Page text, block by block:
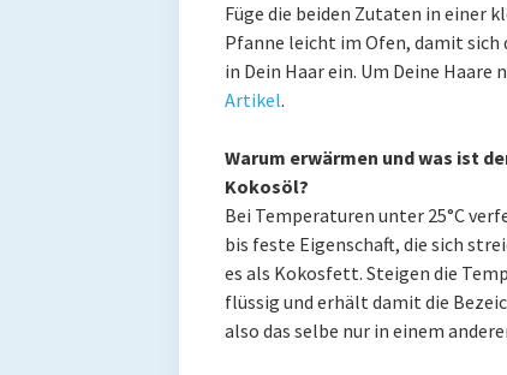
Füge die beiden Zutaten in einer
Pfanne leicht im Ofen, damit sich
in Dein Haar ein. Um Deine Haare
Artikel.
Warum erwärmen und was ist
Kokosöl?
Bei Temperaturen unter 25°C
bis feste Eigenschaft, die sich
es als Kokosfett. Steigen die
flüssig und erhält damit die
also das selbe nur in einem